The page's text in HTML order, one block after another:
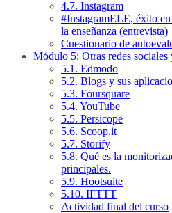
4.7. Instagram
#InstagramELE, éxito
la enseñanza (entrevista)
Cuestionario de
Módulo 5: Otras redes sociales
5.1. Edmodo
5.2. Blogs y sus
5.3. Foursquare
5.4. YouTube
5.5. Persicope
5.6. Scoop.it
5.7. Storify
5.8. Qué es la
principales.
5.9. Hootsuite
5.10. IFTTT
Actividad final del curso